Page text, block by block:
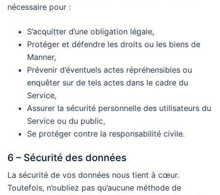
nécessaire pour :
S’acquitter d’une obligation légale,
Protéger et défendre les droits ou les biens de
Manner,
Prévenir d’éventuels actes répréhensibles ou
enquêter sur de tels actes dans le cadre du
Service,
Assurer la sécurité personnelle des utilisateurs du
Service ou du public,
Se protéger contre la responsabilité civile.
6 – Sécurité des données
La sécurité de vos données nous tient à cœur.
Toutefois, n’oubliez pas qu’aucune méthode de